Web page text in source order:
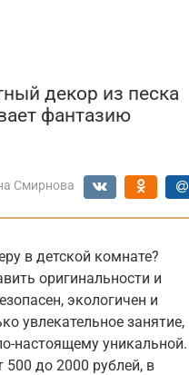
декор из песка
фантазию
Смирнова
в детской комнате?
оригинальности и
экологичен и
увлекательное занятие,
настоящему уникальной.
500 до 2000 рублей, в